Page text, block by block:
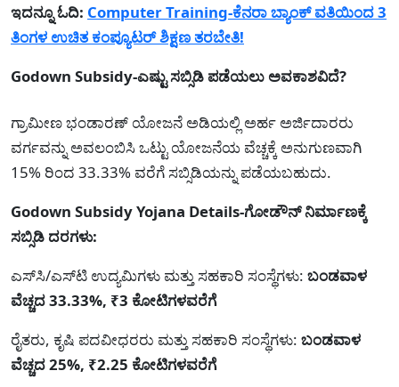
ಇದನ್ನೂ ಓದಿ: Computer Training-ಕೆನರಾ ಬ್ಯಾಂಕ್ ವತಿಯಿಂದ 3
ತಿಂಗಳ ಉಚಿತ ಕಂಪ್ಯೂಟರ್ ಶಿಕ್ಷಣ ತರಬೇತಿ!
Godown Subsidy-ಎಷ್ಟು ಸಬ್ಸಿಡಿ ಪಡೆಯಲು ಅವಕಾಶವಿದೆ?
ಗ್ರಾಮೀಣ ಭಂಡಾರಣ್ ಯೋಜನೆ ಅಡಿಯಲ್ಲಿ ಅರ್ಹ ಅರ್ಜಿದಾರರು
ವರ್ಗವನ್ನು ಅವಲಂಬಿಸಿ ಒಟ್ಟು ಯೋಜನೆಯ ವೆಚ್ಚಕ್ಕೆ ಅನುಗುಣವಾಗಿ
15% ರಿಂದ 33.33% ವರೆಗೆ ಸಬ್ಸಿಡಿಯನ್ನು ಪಡೆಯಬಹುದು.
Godown Subsidy Yojana Details-ಗೋಡೌನ್ ನಿರ್ಮಾಣಕ್ಕೆ
ಸಬ್ಸಿಡಿ ದರಗಳು:
ಎಸ್‌ಸಿ/ಎಸ್‌ಟಿ ಉದ್ಯಮಿಗಳು ಮತ್ತು ಸಹಕಾರಿ ಸಂಸ್ಥೆಗಳು: ಬಂಡವಾಳ
ವೆಚ್ಚದ 33.33%, ₹3 ಕೋಟಿಗಳವರೆಗೆ
ರೈತರು, ಕೃಷಿ ಪದವೀಧರರು ಮತ್ತು ಸಹಕಾರಿ ಸಂಸ್ಥೆಗಳು: ಬಂಡವಾಳ
ವೆಚ್ಚದ 25%, ₹2.25 ಕೋಟಿಗಳವರೆಗೆ